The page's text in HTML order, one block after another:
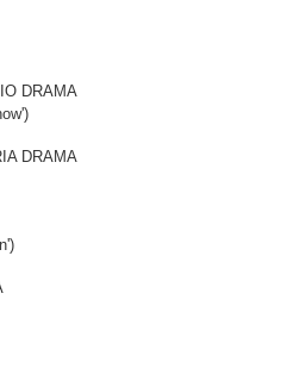
DRAMA
DRAMA